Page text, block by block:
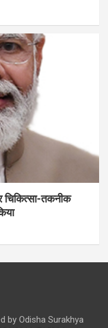
चिकित्सा-तकनीक
by Odisha Surakhya